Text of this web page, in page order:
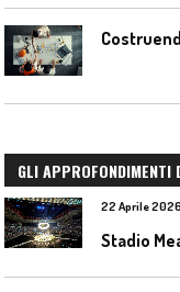
GLI APPROFONDIMENTI
22 Aprile 2026
Stadio